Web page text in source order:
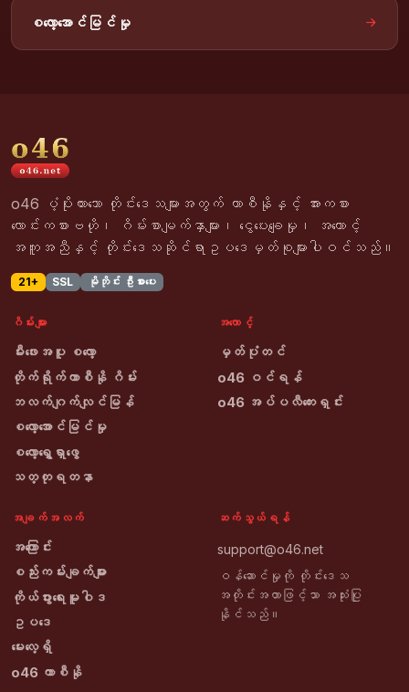
စလော့အောင်မြင်မှု
o46 ပံ့ပိုးထားသော တိုင်းဒေသများအတွက် ကာစီနိုနှင့် အားကစား
လောင်းကစားဗဟို၊ ဂိမ်းစာမျက်နှာများ၊ ငွေပေးချေမှု၊ အကောင့်
အကူအညီနှင့် တိုင်းဒေသဆိုင်ရာဥပဒေမှတ်စုများပါဝင်သည်။
21+ SSL မိုဘိုင်း ဦးစားပေး
ဂိမ်းများ
မီးဖေးအပူ စလော့
တိုက်ရိုက်ကာစီနို ဂိမ်း
ဘလက်ဂျက်လျင်မြန်
စလော့အောင်မြင်မှု
စလော့ရွှေရှာဖွေ
သတ္တုရတနာ
အကောင့်
မှတ်ပုံတင်
o46 ဝင်ရန်
o46 အပ်ပလီကေးရှင်း
အချက်အလက်
အကြောင်း
စည်းကမ်းချက်များ
ကိုယ်ပွားရေးမူဝါဒ
ဥပဒေ
မေးလေ့ရှိ
o46 ကာစီနို
ဆက်သွယ်ရန်
support@o46.net
ဝန်ဆောင်မှုကို တိုင်းဒေသ
အတိုင်းအတာဖြင့်သာ အသုံးပြု
နိုင်သည်။